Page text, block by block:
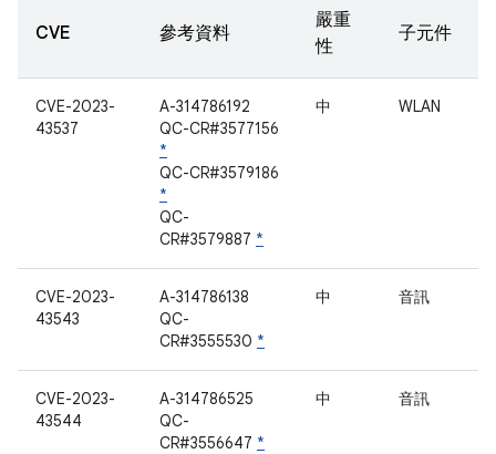
CVE 參考資料
嚴重
性
子元件
CVE-2023-
43537
A-314786192
QC-CR#3577156
*
QC-CR#3579186
*
QC-
CR#3579887 *
中 WLAN
CVE-2023-
43543
A-314786138
QC-
CR#3555530 *
中 音訊
CVE-2023-
43544
A-314786525
QC-
CR#3556647 *
中 音訊